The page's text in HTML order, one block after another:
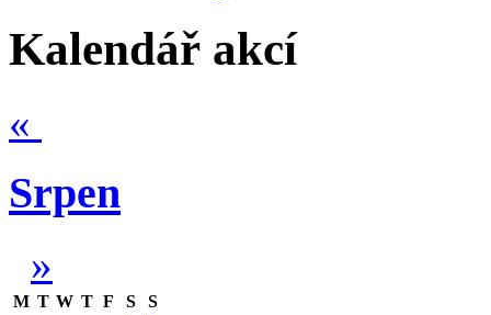
Kalendář akcí
«
Srpen
»
M T W T F S
S